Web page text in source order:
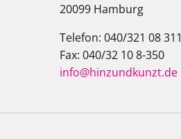
20099 Hamburg
Telefon: 040/321 08 311
Fax: 040/32 10 8-350
info@hinzundkunzt.de